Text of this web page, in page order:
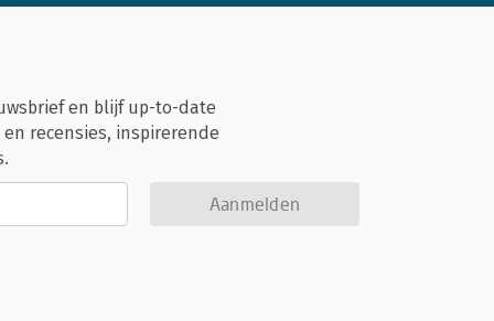
en blijf up-to-date
recensies, inspirerende
Aanmelden